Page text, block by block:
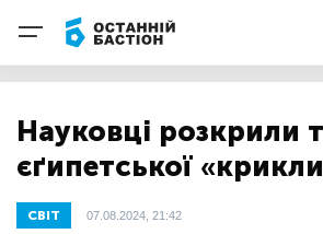
Науковці розкрили
єґипетської
СВІТ 07.08.2024, 21:42